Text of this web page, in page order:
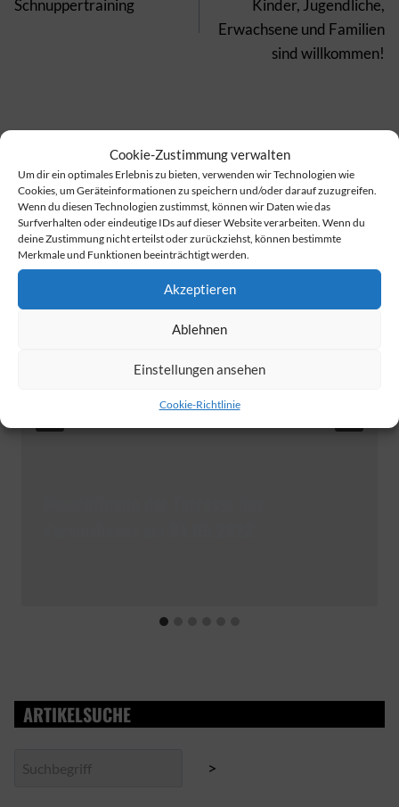
Cookie-Zustimmung verwalten
Um dir ein optimales Erlebnis zu bieten, verwenden wir Technologien wie
Cookies, um Geräteinformationen zu speichern und/oder darauf zuzugreifen.
Wenn du diesen Technologien zustimmst, können wir Daten wie das
Surfverhalten oder eindeutige IDs auf dieser Website verarbeiten. Wenn du
deine Zustimmung nicht erteilst oder zurückziehst, können bestimmte
Merkmale und Funktionen beeinträchtigt werden.
Akzeptieren
Ablehnen
Einstellungen ansehen
Cookie-Richtlinie
Schnuppertraining
Kinder, Jugendliche,
Erwachsene und Familien
sind willkommen!
Ähnliche Beiträge
ARTIKELSUCHE
>